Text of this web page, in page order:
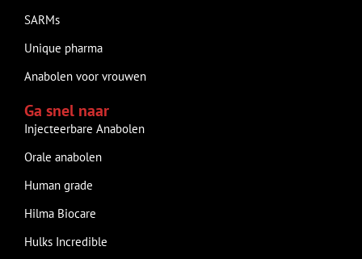
SARMs
Unique pharma
Anabolen voor vrouwen
Ga snel naar
Injecteerbare Anabolen
Orale anabolen
Human grade
Hilma Biocare
Hulks Incredible